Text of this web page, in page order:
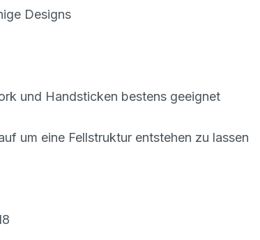
Designs
und Handsticken bestens geeignet
um eine Fellstruktur entstehen zu lassen